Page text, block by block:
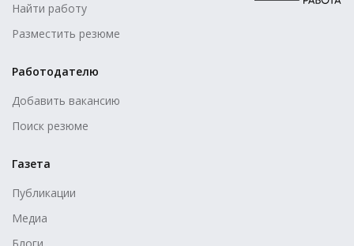
Найти работу
Разместить резюме
Работодателю
Добавить вакансию
Поиск резюме
Газета
Публикации
Медиа